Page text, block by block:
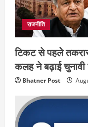
राजनीति
टिकट से पहले
कलह ने बढ़ाई चुनावी
Bhatner Post